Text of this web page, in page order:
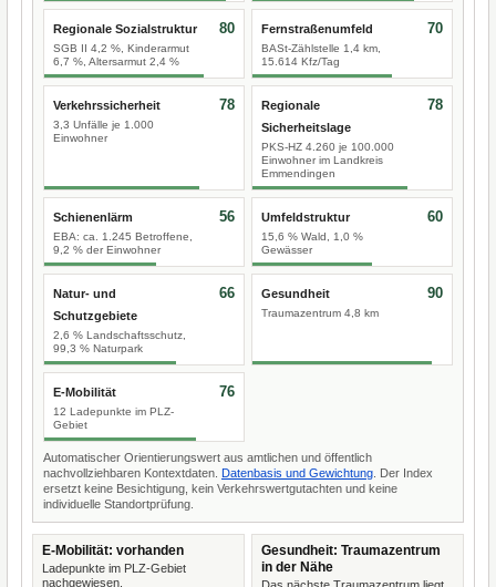
Regionale Sozialstruktur
SGB II 4,2 %, Kinderarmut
6,7 %, Altersarmut 2,4 %
80 Fernstraßenumfeld
BASt-Zählstelle 1,4 km,
15.614 Kfz/Tag
70
Verkehrssicherheit
3,3 Unfälle je 1.000
Einwohner
78
Regionale
Sicherheitslage
PKS-HZ 4.260 je 100.000
Einwohner im Landkreis
Emmendingen
78
Schienenlärm
EBA: ca. 1.245 Betroffene,
9,2 % der Einwohner
56 Umfeldstruktur
15,6 % Wald, 1,0 %
Gewässer
60
Natur- und
Schutzgebiete
2,6 % Landschaftsschutz,
99,3 % Naturpark
66 Gesundheit
Traumazentrum 4,8 km
90
E-Mobilität
12 Ladepunkte im PLZ-
Gebiet
76
Automatischer Orientierungswert aus amtlichen und öffentlich
nachvollziehbaren Kontextdaten. Datenbasis und Gewichtung . Der Index
ersetzt keine Besichtigung, kein Verkehrswertgutachten und keine
individuelle Standortprüfung.
E-Mobilität: vorhanden
Ladepunkte im PLZ-Gebiet
nachgewiesen.
Gesundheit: Traumazentrum
in der Nähe